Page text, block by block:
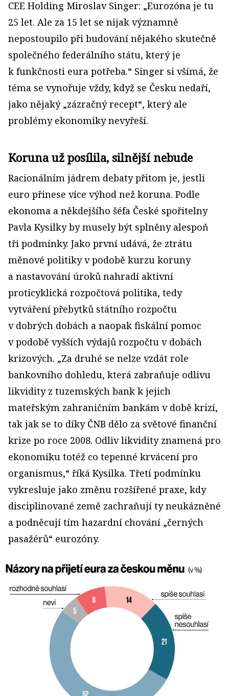
CEE Holding Miroslav Singer: „Eurozóna je tu
25 let. Ale za 15 let se nijak významně
nepostoupilo při budování nějakého skutečně
společného federálního státu, který je
k funkčnosti eura potřeba.“ Singer si všímá, že
téma se vynořuje vždy, když se Česku nedaří,
jako nějaký „zázračný recept“, který ale
problémy ekonomiky nevyřeší.
Koruna už posílila, silnější nebude
Racionálním jádrem debaty přitom je, jestli
euro přinese více výhod než koruna. Podle
ekonoma a někdejšího šéfa České spořitelny
Pavla Kysilky by musely být splněny alespoň
tři podmínky. Jako první udává, že ztrátu
měnové politiky v podobě kurzu koruny
a nastavování úroků nahradí aktivní
proticyklická rozpočtová politika, tedy
vytváření přebytků státního rozpočtu
v dobrých dobách a naopak fiskální pomoc
v podobě vyšších výdajů rozpočtu v dobách
krizových. „Za druhé se nelze vzdát role
bankovního dohledu, která zabraňuje odlivu
likvidity z tuzemských bank k jejich
mateřským zahraničním bankám v době krizí,
tak jak se to díky ČNB dělo za světové finanční
krize po roce 2008. Odliv likvidity znamená pro
ekonomiku totéž co tepenné krvácení pro
organismus,“ říká Kysilka. Třetí podmínku
vykresluje jako změnu rozšířené praxe, kdy
disciplinované země zachraňují ty neukázněné
a podněcují tím hazardní chování „černých
pasažérů“ eurozóny.